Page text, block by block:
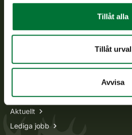
Tillåt alla
Tillåt urval
Avvisa
Jaktkort
Information om oss
Aktuellt
Lediga jobb